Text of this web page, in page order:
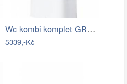
Wc kombi komplet GROHE Bau Ceramic…
5339,-Kč